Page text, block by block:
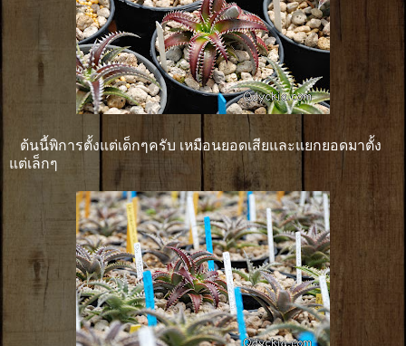
ต้นนี้พิการตั้งแต่เด็กๆครับ เหมือนยอดเสียและแยกยอดมาตั้ง
แต่เล็กๆ